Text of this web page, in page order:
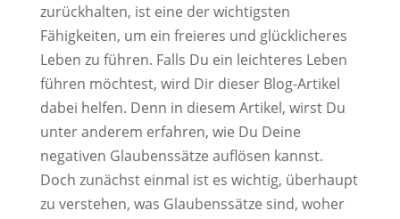
zurückhalten, ist eine der wichtigsten
Fähigkeiten, um ein freieres und glücklicheres
Leben zu führen. Falls Du ein leichteres Leben
führen möchtest, wird Dir dieser Blog-Artikel
dabei helfen. Denn in diesem Artikel, wirst Du
unter anderem erfahren, wie Du Deine
negativen Glaubenssätze auflösen kannst.
Doch zunächst einmal ist es wichtig, überhaupt
zu verstehen, was Glaubenssätze sind, woher